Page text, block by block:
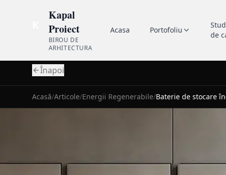
Kapal
Proiect
BIROU DE
ARHITECTURA
Acasa Portofoliu
de
Înapoi
Acasă/Articole/Energii Regenerabile/Baterie de stocare